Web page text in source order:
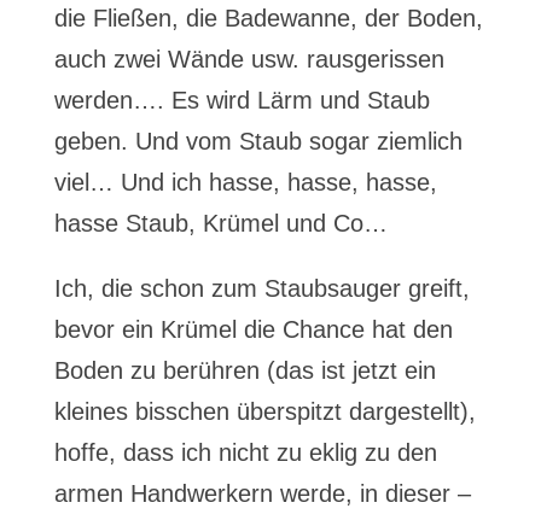
die Fließen, die Badewanne, der Boden,
auch zwei Wände usw. rausgerissen
werden…. Es wird Lärm und Staub
geben. Und vom Staub sogar ziemlich
viel… Und ich hasse, hasse, hasse,
hasse Staub, Krümel und Co…
Ich, die schon zum Staubsauger greift,
bevor ein Krümel die Chance hat den
Boden zu berühren (das ist jetzt ein
kleines bisschen überspitzt dargestellt),
hoffe, dass ich nicht zu eklig zu den
armen Handwerkern werde, in dieser –